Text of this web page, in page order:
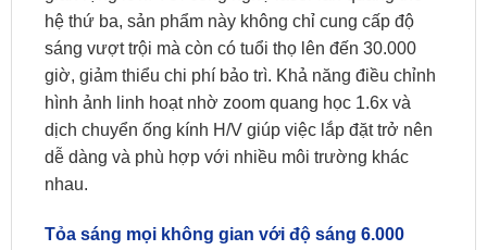
hệ thứ ba, sản phẩm này không chỉ cung cấp độ
sáng vượt trội mà còn có tuổi thọ lên đến 30.000
giờ, giảm thiểu chi phí bảo trì. Khả năng điều chỉnh
hình ảnh linh hoạt nhờ zoom quang học 1.6x và
dịch chuyển ống kính H/V giúp việc lắp đặt trở nên
dễ dàng và phù hợp với nhiều môi trường khác
nhau.
Tỏa sáng mọi không gian với độ sáng 6.000